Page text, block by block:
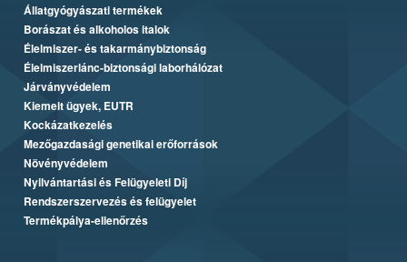
Állatgyógyászati termékek
Borászat és alkoholos italok
Élelmiszer- és takarmánybiztonság
Élelmiszerlánc-biztonsági laborhálózat
Járványvédelem
Kiemelt ügyek, EUTR
Kockázatkezelés
Mezőgazdasági genetikai erőforrások
Növényvédelem
Nyilvántartási és Felügyeleti Díj
Rendszerszervezés és felügyelet
Termékpálya-ellenőrzés